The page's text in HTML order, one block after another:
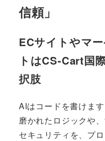
信頼」
ECサイトやマ
トはCS-Cart国
択肢
AIはコードを書けま
磨かれたロジックや
セキュリティを、プ